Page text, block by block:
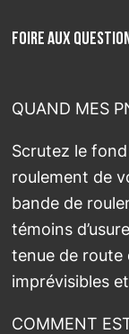
Foire aux
QUAND MES
Scrutez le
roulement de
bande de
témoins
tenue de
imprévisibles
COMMENT